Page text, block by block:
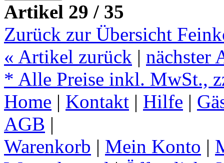
Artikel 29 / 35
Zurück zur Übersicht
« Artikel zurück | nächster
* Alle Preise inkl. MwSt.,
Home | Kontakt | Hilfe |
AGB |
Warenkorb | Mein Konto |